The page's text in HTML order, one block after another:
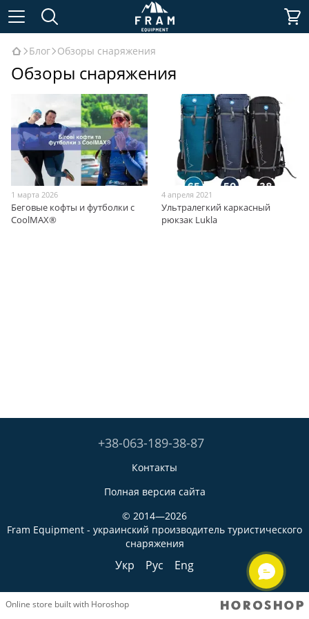
Блог Обзоры снаряжения
Обзоры снаряжения
1 марта 2026
Беговые кофты и футболки с
CoolMAX®
4 апреля 2021
Ультралегкий каркасный
рюкзак Lukla
+38-063-189-38-87
Контакты
Полная версия сайта
© 2014—2026
Fram Equipment - украинский производитель туристического
снаряжения
Укр Рус Eng
Online store built with Horoshop